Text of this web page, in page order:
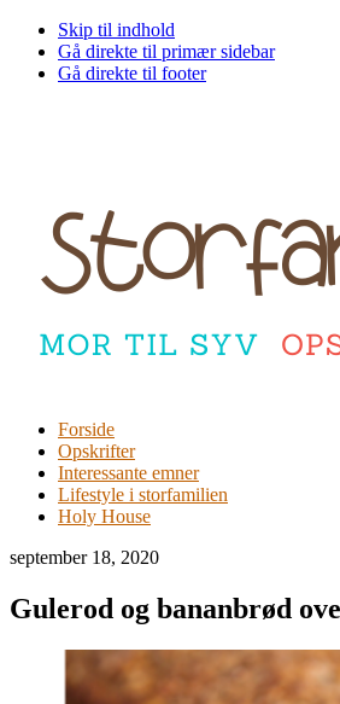
Skip til indhold
Gå direkte til primær sidebar
Gå direkte til footer
Forside
Opskrifter
Interessante emner
Lifestyle i storfamilien
Holy House
september 18, 2020
Gulerod og bananbrød